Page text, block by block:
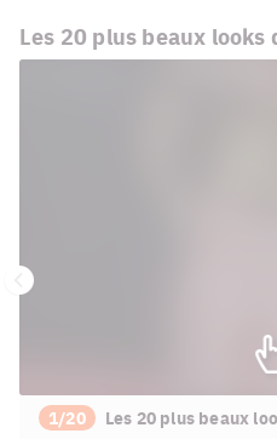
Les 20 plus beaux looks
1/20
Les 20 plus beaux
Précédent